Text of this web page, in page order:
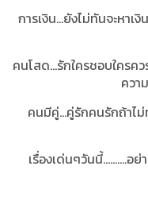
การเงิน...ยังไม่ทันจะหาเ
คนโสด...รักใครชอบใคร
ควา
คนมีคู่...คู่รักคนรักถ้าไม่
เรื่องเด่นๆวันนี้..........อ